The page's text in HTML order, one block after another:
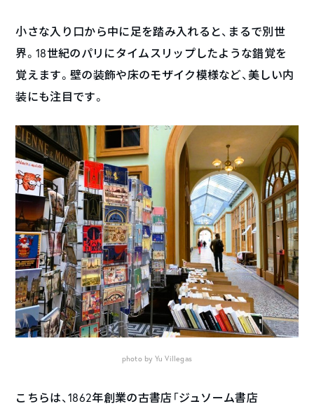
小さな入り口から中に足を踏み入れると、まるで別世
界。18世紀のパリにタイムスリップしたような錯覚を
覚えます。壁の装飾や床のモザイク模様など、美しい内
装にも注目です。
photo by Yu Villegas
こちらは、1862年創業の古書店「ジュソーム書店